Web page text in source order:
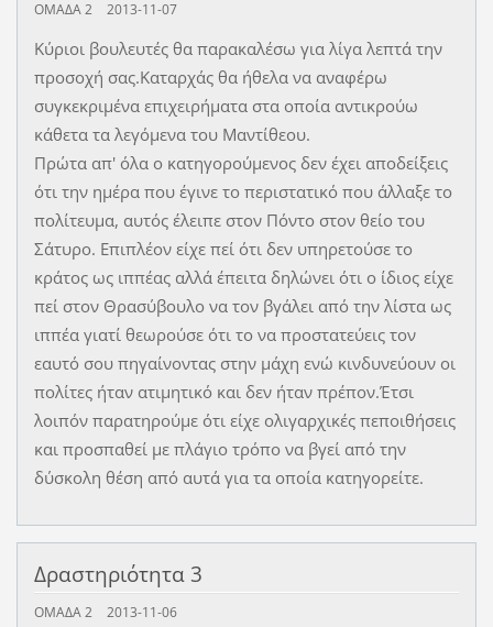
ΟΜΆΔΑ 2 2013-11-07
Κύριοι βουλευτές θα παρακαλέσω για λίγα λεπτά την
προσοχή σας.Καταρχάς θα ήθελα να αναφέρω
συγκεκριμένα επιχειρήματα στα οποία αντικρούω
κάθετα τα λεγόμενα του Μαντίθεου.
Πρώτα απ' όλα ο κατηγορούμενος δεν έχει αποδείξεις
ότι την ημέρα που έγινε το περιστατικό που άλλαξε το
πολίτευμα, αυτός έλειπε στον Πόντο στον θείο του
Σάτυρο. Επιπλέον είχε πεί ότι δεν υπηρετούσε το
κράτος ως ιππέας αλλά έπειτα δηλώνει ότι ο ίδιος είχε
πεί στον Θρασύβουλο να τον βγάλει από την λίστα ως
ιππέα γιατί θεωρούσε ότι το να προστατεύεις τον
εαυτό σου πηγαίνοντας στην μάχη ενώ κινδυνεύουν οι
πολίτες ήταν ατιμητικό και δεν ήταν πρέπον.Έτσι
λοιπόν παρατηρούμε ότι είχε ολιγαρχικές πεποιθήσεις
και προσπαθεί με πλάγιο τρόπο να βγεί από την
δύσκολη θέση από αυτά για τα οποία κατηγορείτε.
Δραστηριότητα 3
ΟΜΑΔΑ 2 2013-11-06